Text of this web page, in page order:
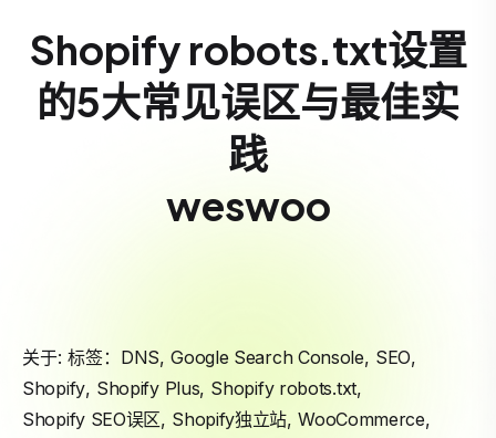
Shopify robots.txt设置
的5大常见误区与最佳实
践
weswoo
关于: 标签： DNS,Google Search Console, SEO,
Shopify, Shopify Plus, Shopify robots.txt,
Shopify SEO误区, Shopify独立站,WooCommerce,